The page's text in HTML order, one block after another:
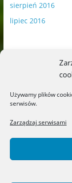
Używamy plików
serwisów.
Zarządzaj serwisami
sierpień 2016
lipiec 2016